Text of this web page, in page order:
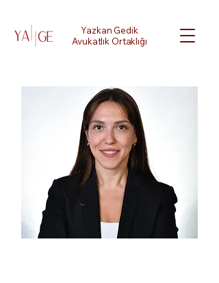
Yazkan Gedik
Avukatlık Ortaklığı